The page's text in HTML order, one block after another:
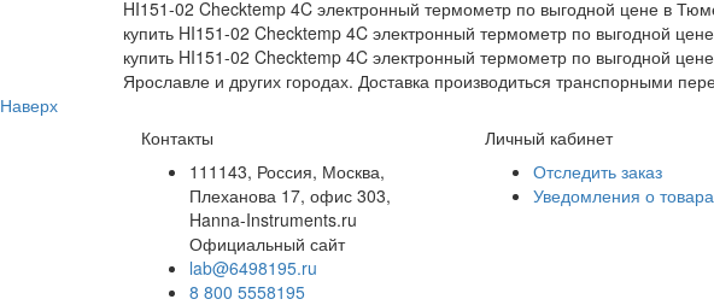
HI151-02 Checktemp 4C электронный термометр по выгодной цене в
купить HI151-02 Checktemp 4C электронный термометр по выгодной
купить HI151-02 Checktemp 4C электронный термометр по выгодной
Ярославле и других городах. Доставка производиться транспорными
Наверх
Контакты
111143, Россия, Москва,
Плеханова 17, офис 303,
Hanna-Instruments.ru
Официальный сайт
lab@6498195.ru
8 800 5558195
Личный кабинет
Отследить заказ
Уведомления о